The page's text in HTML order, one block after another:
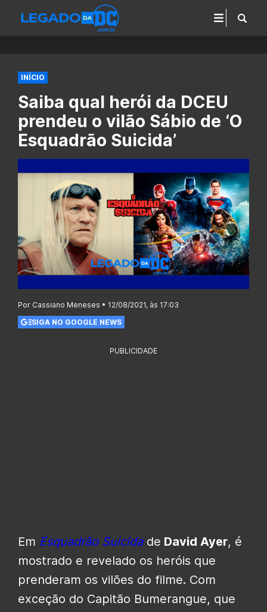
INÍCIO
Saiba qual herói da DCEU
prendeu o vilão Sábio de ‘O
Esquadrão Suicida’
Por Cassiano Meneses • 12/08/2021, às 17:03
SIGA NO GOOGLE NEWS
PUBLICIDADE
Em Esquadrão Suicida de David Ayer, é
mostrado e revelado os heróis que
prenderam os vilões do filme. Com
exceção do Capitão Bumerangue, que